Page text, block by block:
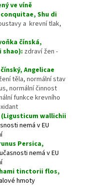
ve víně
Shu di
a krevní tlak,
čínská,
shao): zdraví žen -
Angelicae
těla, normální stav
normální činnost
funkce krevního
wallichii
nemá v EU
Persica,
nemá v EU
tinctorii flos,
hmoty